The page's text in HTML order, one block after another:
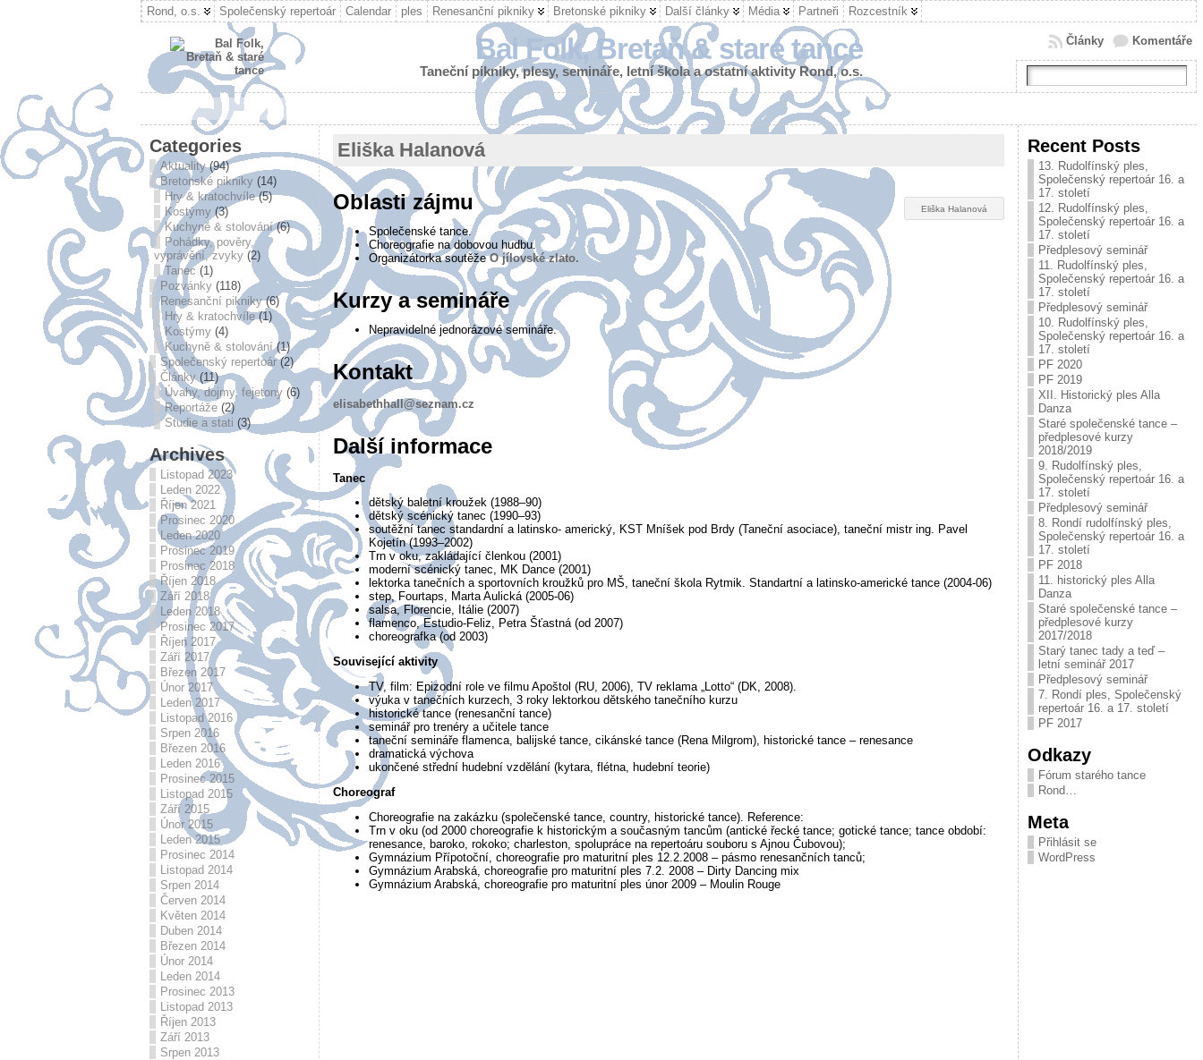
Rond, o.s. Společenský repertoár Calendar ples Renesanční pikniky Bretonské pikniky Další články Média Partneři Rozcestník
Bal Folk, Bretaň & staré tance
Taneční pikniky, plesy, semináře, letní škola a ostatní aktivity Rond, o.s.
Komentáře
Články
Categories
Aktuality(94)
Bretonské pikniky (14)
Hry & kratochvíle(5)
Kostýmy (3)
Kuchyně & stolování(6)
Pohádky, pověry,
vyprávění, zvyky(2)
Tanec (1)
Pozvánky(118)
Renesanční pikniky(6)
Hry & kratochvíle(1)
Kostýmy(4)
Kuchyně & stolování(1)
Společenský repertoár(2)
Články(11)
Úvahy, dojmy, fejetony(6)
Reportáže(2)
Studie a stati (3)
Archives
Listopad 2023
Leden 2022
Říjen 2021
Prosinec 2020
Leden 2020
Prosinec 2019
Prosinec 2018
Říjen 2018
Září 2018
Leden 2018
Prosinec 2017
Říjen 2017
Září 2017
Březen 2017
Únor 2017
Leden 2017
Listopad 2016
Srpen 2016
Březen 2016
Leden 2016
Prosinec 2015
Listopad 2015
Září 2015
Únor 2015
Leden 2015
Prosinec 2014
Listopad 2014
Srpen 2014
Červen 2014
Květen 2014
Duben 2014
Březen 2014
Únor 2014
Leden 2014
Prosinec 2013
Listopad 2013
Říjen 2013
Září 2013
Srpen 2013
Eliška Halanová
Eliška Halanová
Oblasti zájmu
Společenské tance.
Choreografie na dobovou hudbu.
Organizátorka soutěžeO jílovské zlato.
Kurzy a semináře
Nepravidelné jednorázové semináře.
Kontakt
elisabethhall@seznam.cz
Další informace
Tanec
dětský baletní kroužek (1988–90)
dětský scénický tanec (1990–93)
soutěžní tanec standardní a latinsko- americký, KST Mníšek pod Brdy (Taneční asociace), taneční mistr ing. Pavel
Kojetín (1993–2002)
Trn v oku, zakládající členkou (2001)
moderní scénický tanec, MK Dance (2001)
lektorka tanečních a sportovních kroužků pro MŠ, taneční škola Rytmik. Standartní a latinsko-americké tance (2004-06)
step, Fourtaps, Marta Aulická (2005-06)
salsa, Florencie, Itálie (2007)
flamenco, Estudio-Feliz, Petra Šťastná (od 2007)
choreografka (od 2003)
Související aktivity
TV, film: Epizodní role ve filmu Apoštol (RU, 2006), TV reklama „Lotto“ (DK, 2008).
výuka v tanečních kurzech, 3 roky lektorkou dětského tanečního kurzu
historické tance (renesanční tance)
seminář pro trenéry a učitele tance
taneční semináře flamenca, balijské tance, cikánské tance (Rena Milgrom), historické tance – renesance
dramatická výchova
ukončené střední hudební vzdělání (kytara, flétna, hudební teorie)
Choreograf
Choreografie na zakázku (společenské tance, country, historické tance). Reference:
Trn v oku (od 2000 choreografie k historickým a současným tancům (antické řecké tance; gotické tance; tance období:
renesance, baroko, rokoko; charleston, spolupráce na repertoáru souboru s Ajnou Čubovou);
Gymnázium Přípotoční, choreografie pro maturitní ples 12.2.2008 – pásmo renesančních tanců;
Gymnázium Arabská, choreografie pro maturitní ples 7.2. 2008 – Dirty Dancing mix
Gymnázium Arabská, choreografie pro maturitní ples únor 2009 – Moulin Rouge
Recent Posts
13. Rudolfínský ples,
Společenský repertoár 16. a
17. století
12. Rudolfínský ples,
Společenský repertoár 16. a
17. století
Předplesový seminář
11. Rudolfínský ples,
Společenský repertoár 16. a
17. století
Předplesový seminář
10. Rudolfínský ples,
Společenský repertoár 16. a
17. století
PF 2020
PF 2019
XII. Historický ples Alla
Danza
Staré společenské tance –
předplesové kurzy
2018/2019
9. Rudolfínský ples,
Společenský repertoár 16. a
17. století
Předplesový seminář
8. Rondí rudolfínský ples,
Společenský repertoár 16. a
17. století
PF 2018
11. historický ples Alla
Danza
Staré společenské tance –
předplesové kurzy
2017/2018
Starý tanec tady a teď –
letní seminář 2017
Předplesový seminář
7. Rondí ples, Společenský
repertoár 16. a 17. století
PF 2017
Odkazy
Fórum starého tance
Rond…
Meta
Přihlásit se
WordPress